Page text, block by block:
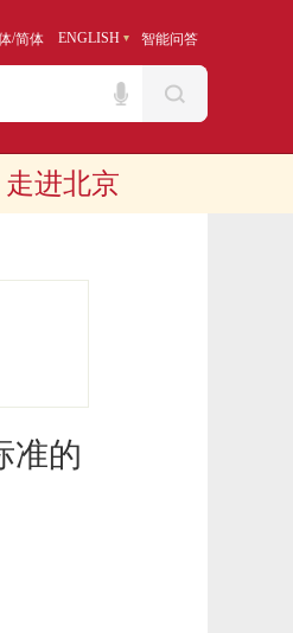
/简体 ENGLISH 智能问答
走进北京
准的